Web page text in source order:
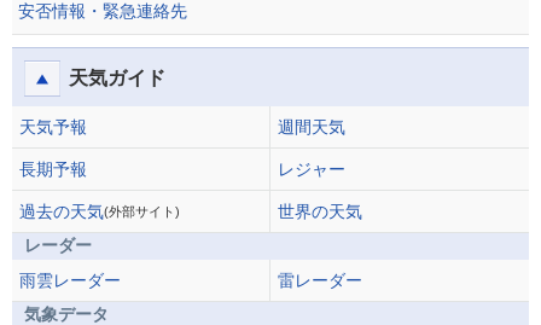
安否情報・緊急連絡先
天気ガイド
天気予報 週間天気
長期予報 レジャー
過去の天気(外部サイト)
世界の天気
レーダー
雨雲レーダー
雷レーダー
気象データ